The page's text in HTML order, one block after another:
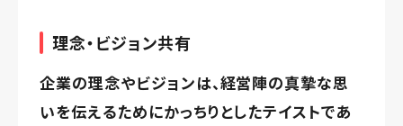
理念・ビジョン共有
企業の理念やビジョンは、経営陣の真摯な思
いを伝えるためにかっちりとしたテイストであ